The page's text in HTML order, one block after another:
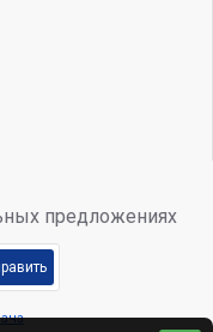
предложениях